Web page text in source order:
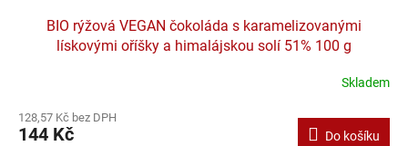
BIO rýžová VEGAN čokoláda s karamelizovanými
lískovými oříšky a himalájskou solí 51% 100 g
Skladem
128,57 Kč bez DPH
144 Kč Do košíku